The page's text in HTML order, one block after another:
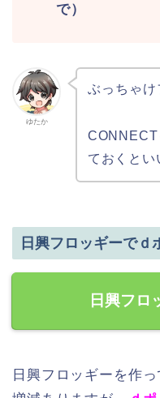
で）
ゆたか
ぶっちゃけ
CONNECT
ておくとい
日興フロッギーでｄ
日興フロ
日興フロッギーを作